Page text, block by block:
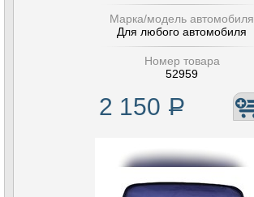
Марка/модель автомобиля
Для любого автомобиля
Номер товара
52959
2 150 Р